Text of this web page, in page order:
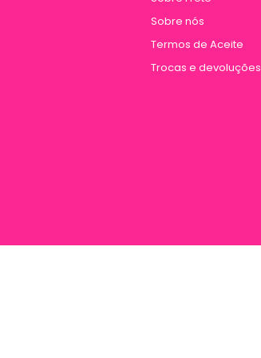
Sobre nós
Termos de Aceite
Trocas e devoluções